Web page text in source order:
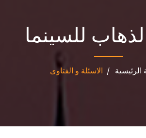
للسينما
الاسئلة و الفتاوى